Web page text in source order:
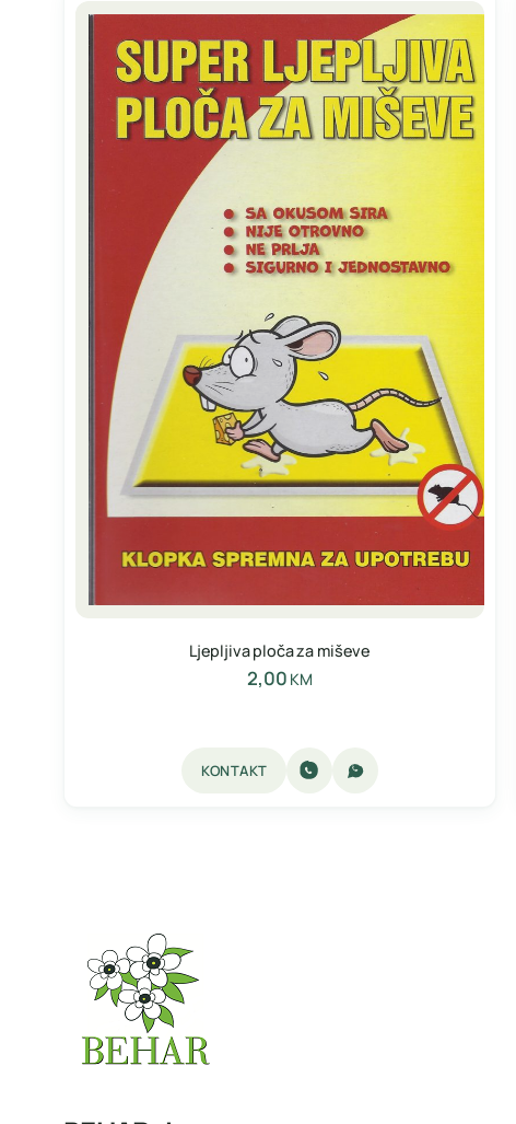
Ljepljiva ploča za miševe
2,00 KM
KONTAKT